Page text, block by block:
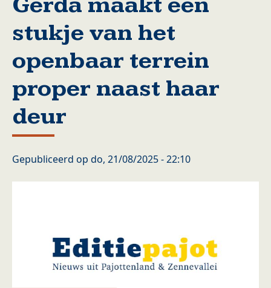
stukje van het
openbaar terrein
proper naast haar
deur
Gepubliceerd op do, 21/08/2025 - 22:10